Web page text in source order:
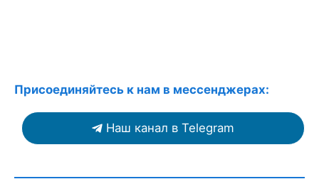
Присоединяйтесь к нам в мессенджерах:
Наш канал в Telegram